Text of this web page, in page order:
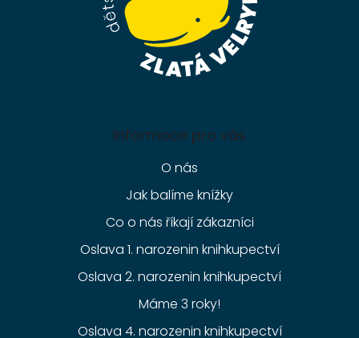
Informace pro vás
O nás
Jak balíme knížky
Co o nás říkají zákazníci
Oslava 1. narozenin knihkupectví
Oslava 2. narozenin knihkupectví
Máme 3 roky!
Oslava 4. narozenin knihkupectví